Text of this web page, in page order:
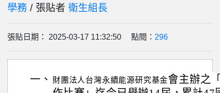
學務 / 張貼者 衛生組長
張貼日期： 2025-03-17 11:32:50 點閱： 296
一、 財團法人台灣永續能源研究基金會主辦之